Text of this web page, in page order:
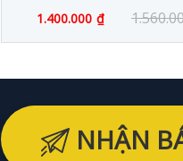
1.400.000 ₫
NHẬN